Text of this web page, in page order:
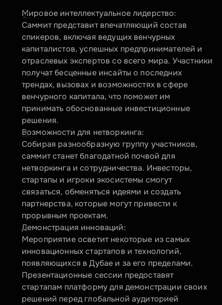
Мировое интеллектуальное лидерство:
Саммит представит впечатляющий состав
спикеров, включая ведущих венчурных
капиталистов, успешных предпринимателей и
отраслевых экспертов со всего мира. Участники
получат бесценные инсайты о последних
трендах, вызовах и возможностях в сфере
венчурного капитала, что поможет им
принимать обоснованные инвестиционные
решения.
Возможности для нетворкинга:
Собирая разнообразную группу участников,
саммит станет благодатной почвой для
нетворкинга и сотрудничества. Инвесторы,
стартапы и игроки экосистемы смогут
связаться, обменяться идеями и создать
партнерства, которые могут привести к
прорывным проектам.
Демонстрация инноваций:
Мероприятие осветит некоторые из самых
инновационных стартапов и технологий,
появляющихся в Дубае и за его пределами.
Презентационные сессии предоставят
стартапам платформу для демонстрации своих
решений перед глобальной аудиторией